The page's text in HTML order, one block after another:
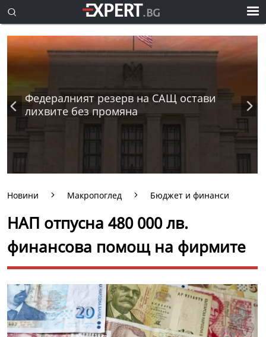
Федералният резерв на САЩ остави
лихвите без промяна
Новини Макропоглед Бюджет и финанси
НАП отпусна 480 000 лв.
финансова помощ на фирмите